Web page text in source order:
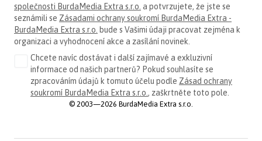
společnosti BurdaMedia Extra s.r.o. a potvrzujete, že jste se
seznámili se Zásadami ochrany soukromí BurdaMedia Extra -
BurdaMedia Extra s.r.o. bude s Vašimi údaji pracovat zejména k
organizaci a vyhodnocení akce a zasílání novinek.
Chcete navíc dostávat i další zajímavé a exkluzivní
informace od našich partnerů? Pokud souhlasíte se
zpracováním údajů k tomuto účelu podle Zásad ochrany
soukromí BurdaMedia Extra s.r.o. , zaškrtněte toto pole.
© 2003—2026 BurdaMedia Extra s.r.o.